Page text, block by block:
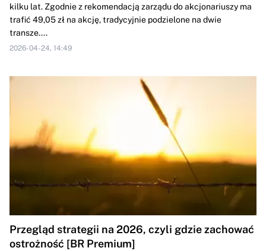
kilku lat. Zgodnie z rekomendacją zarządu do akcjonariuszy ma
trafić 49,05 zł na akcję, tradycyjnie podzielone na dwie
transze....
2026-04-24, 14:49
Przegląd strategii na 2026, czyli gdzie zachować
ostrożność [BR Premium]